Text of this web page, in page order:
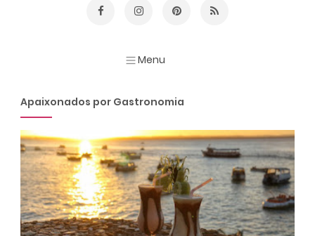
Apaixonados por Gastronomia